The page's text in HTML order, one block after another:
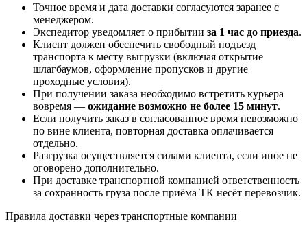
Точное время и дата доставки согласуются заранее с
менеджером.
Экспедитор уведомляет о прибытии за 1 час до приезда.
Клиент должен обеспечить свободный подъезд
транспорта к месту выгрузки (включая открытие
шлагбаумов, оформление пропусков и другие
проходные условия).
При получении заказа необходимо встретить курьера
вовремя — ожидание возможно не более 15 минут.
Если получить заказ в согласованное время невозможно
по вине клиента, повторная доставка оплачивается
отдельно.
Разгрузка осуществляется силами клиента, если иное не
оговорено дополнительно.
При доставке транспортной компанией ответственность
за сохранность груза после приёма ТК несёт перевозчик.
Правила доставки через транспортные компании